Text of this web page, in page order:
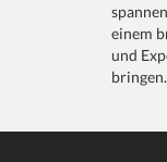
einem
und
bringen.